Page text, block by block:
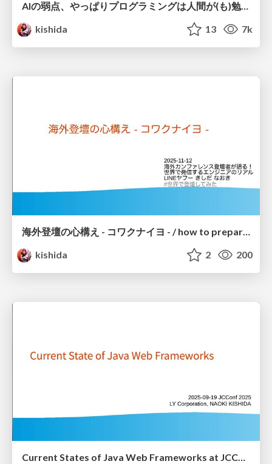
AIの弱点、やっぱりプログラミングは人間が(も)勉強しよう / YAPC AI and Programming
kishida
13 7k
海外登壇の心構え - コワクナイヨ - / how to prepare for a presentation abroad
kishida
2 200
Current States of Java Web Frameworks at JCConf 2025